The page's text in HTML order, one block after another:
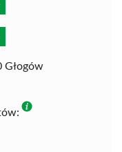
Głogów